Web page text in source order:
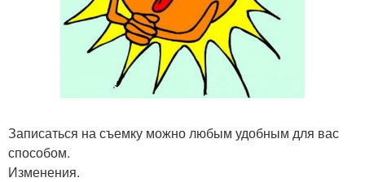
Записаться на съемку можно любым удобным для вас
способом.
Изменения.